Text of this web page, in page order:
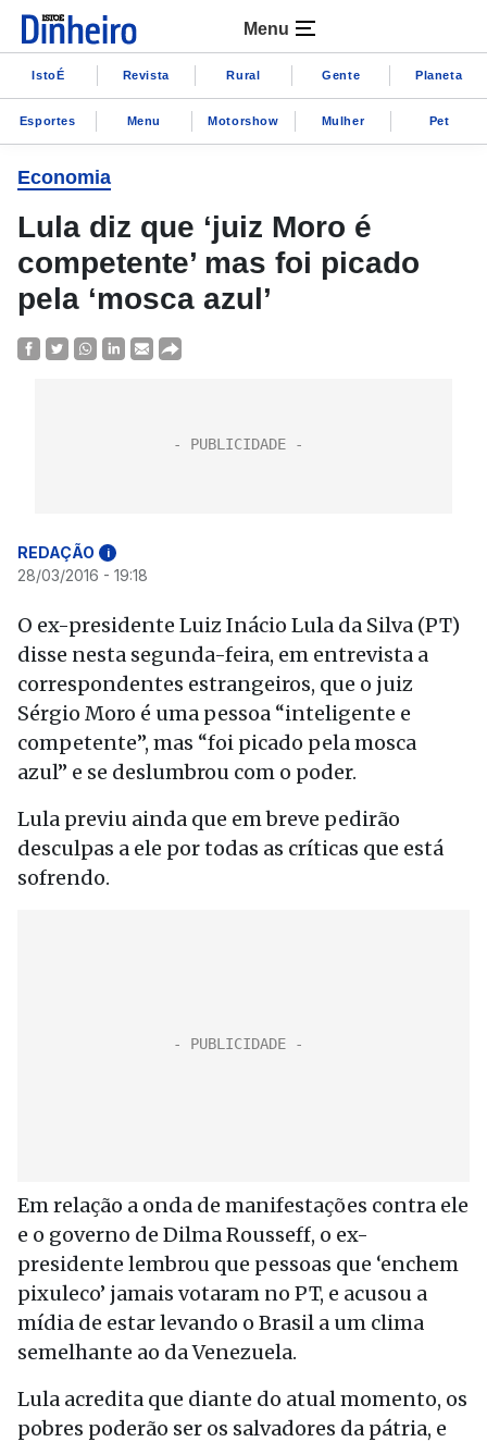
Menu
IstoÉ Revista Rural Gente Planeta
Esportes Menu Motorshow Mulher Pet
Economia
Lula diz que ‘juiz Moro é
competente’ mas foi picado
pela ‘mosca azul’
REDAÇÃO i
28/03/2016 - 19:18
O ex-presidente Luiz Inácio Lula da Silva (PT)
disse nesta segunda-feira, em entrevista a
correspondentes estrangeiros, que o juiz
Sérgio Moro é uma pessoa “inteligente e
competente”, mas “foi picado pela mosca
azul” e se deslumbrou com o poder.
Lula previu ainda que em breve pedirão
desculpas a ele por todas as críticas que está
sofrendo.
Em relação a onda de manifestações contra ele
e o governo de Dilma Rousseff, o ex-
presidente lembrou que pessoas que ‘enchem
pixuleco’ jamais votaram no PT, e acusou a
mídia de estar levando o Brasil a um clima
semelhante ao da Venezuela.
Lula acredita que diante do atual momento, os
pobres poderão ser os salvadores da pátria, e